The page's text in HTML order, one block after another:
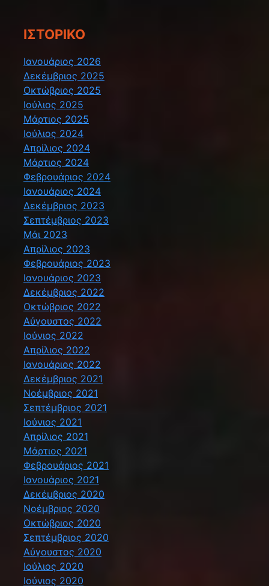
ΙΣΤΟΡΙΚΌ
Ιανουάριος 2026
Δεκέμβριος 2025
Οκτώβριος 2025
Ιούλιος 2025
Μάρτιος 2025
Ιούλιος 2024
Απρίλιος 2024
Μάρτιος 2024
Φεβρουάριος 2024
Ιανουάριος 2024
Δεκέμβριος 2023
Σεπτέμβριος 2023
Μάι 2023
Απρίλιος 2023
Φεβρουάριος 2023
Ιανουάριος 2023
Δεκέμβριος 2022
Οκτώβριος 2022
Αύγουστος 2022
Ιούνιος 2022
Απρίλιος 2022
Ιανουάριος 2022
Δεκέμβριος 2021
Νοέμβριος 2021
Σεπτέμβριος 2021
Ιούνιος 2021
Απρίλιος 2021
Μάρτιος 2021
Φεβρουάριος 2021
Ιανουάριος 2021
Δεκέμβριος 2020
Νοέμβριος 2020
Οκτώβριος 2020
Σεπτέμβριος 2020
Αύγουστος 2020
Ιούλιος 2020
Ιούνιος 2020